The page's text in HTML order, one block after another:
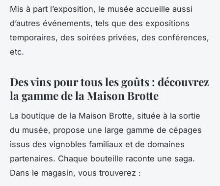
Mis à part l’exposition, le musée accueille aussi
d’autres événements, tels que des expositions
temporaires, des soirées privées, des conférences,
etc.
Des vins pour tous les goûts : découvrez
la gamme de la Maison Brotte
La boutique de la Maison Brotte, située à la sortie
du musée, propose une large gamme de cépages
issus des vignobles familiaux et de domaines
partenaires. Chaque bouteille raconte une saga.
Dans le magasin, vous trouverez :